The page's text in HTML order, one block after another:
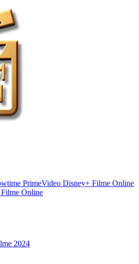
PrimeVideo Disney+ Filme Online
Online
2024